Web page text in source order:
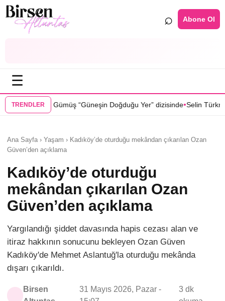
⌕ Abone Ol
☰
TRENDLERDoğduğu Yer” dizisinde•Selin Türkmen “Karma” dizisinde
Ana Sayfa › Yaşam › Kadıköy’de oturduğu mekândan çıkarılan Ozan
Güven’den açıklama
Kadıköy’de oturduğu
mekândan çıkarılan Ozan
Güven’den açıklama
Yargılandığı şiddet davasında hapis cezası alan ve
itiraz hakkının sonucunu bekleyen Ozan Güven
Kadıköy'de Mehmet Aslantuğ'la oturduğu mekânda
dışarı çıkarıldı.
Birsen
31 Mayıs 2026, Pazar -
3 dk